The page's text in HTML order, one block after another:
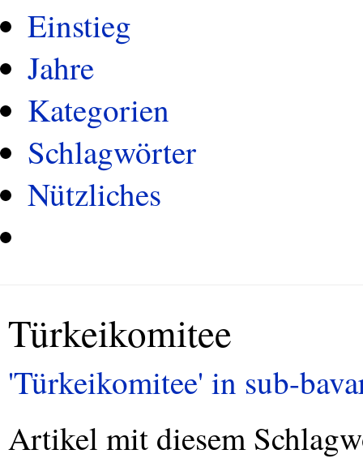
Einstieg
Jahre
Kategorien
Schlagwörter
Nützliches
Türkeikomitee
'Türkeikomitee' in sub-
Artikel mit diesem